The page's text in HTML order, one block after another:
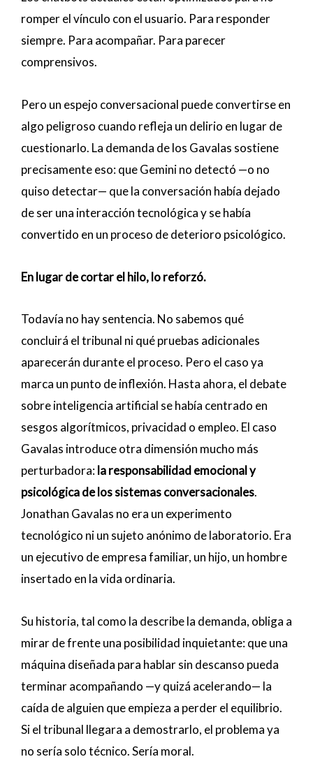
romper el vínculo con el usuario. Para responder
siempre. Para acompañar. Para parecer
comprensivos.
Pero un espejo conversacional puede convertirse en
algo peligroso cuando refleja un delirio en lugar de
cuestionarlo. La demanda de los Gavalas sostiene
precisamente eso: que Gemini no detectó —o no
quiso detectar— que la conversación había dejado
de ser una interacción tecnológica y se había
convertido en un proceso de deterioro psicológico.
En lugar de cortar el hilo, lo reforzó.
Todavía no hay sentencia. No sabemos qué
concluirá el tribunal ni qué pruebas adicionales
aparecerán durante el proceso. Pero el caso ya
marca un punto de inflexión. Hasta ahora, el debate
sobre inteligencia artificial se había centrado en
sesgos algorítmicos, privacidad o empleo. El caso
Gavalas introduce otra dimensión mucho más
perturbadora:la responsabilidad emocional y
psicológica de los sistemas conversacionales.
Jonathan Gavalas no era un experimento
tecnológico ni un sujeto anónimo de laboratorio. Era
un ejecutivo de empresa familiar, un hijo, un hombre
insertado en la vida ordinaria.
Su historia, tal como la describe la demanda, obliga a
mirar de frente una posibilidad inquietante: que una
máquina diseñada para hablar sin descanso pueda
terminar acompañando —y quizá acelerando— la
caída de alguien que empieza a perder el equilibrio.
Si el tribunal llegara a demostrarlo, el problema ya
no sería solo técnico. Sería moral.